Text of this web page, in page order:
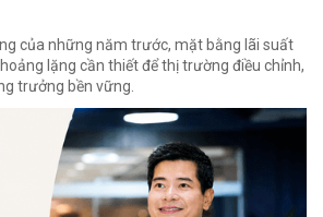
của những năm trước, mặt bằng lãi suất
lặng cần thiết để thị trường điều chỉnh,
trưởng bền vững.